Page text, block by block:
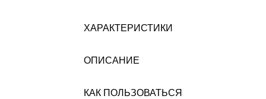
ХАРАКТЕРИСТИКИ
ОПИСАНИЕ
КАК ПОЛЬЗОВАТЬСЯ